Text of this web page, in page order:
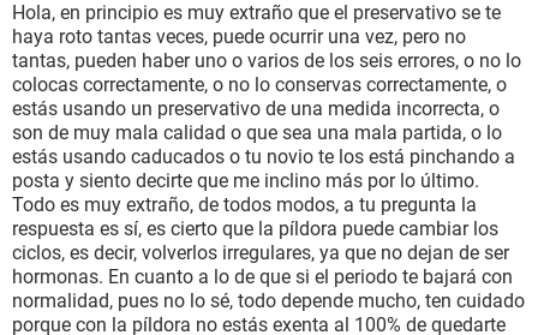
Hola, en principio es muy extraño que el preservativo se te
haya roto tantas veces, puede ocurrir una vez, pero no
tantas, pueden haber uno o varios de los seis errores, o no lo
colocas correctamente, o no lo conservas correctamente, o
estás usando un preservativo de una medida incorrecta, o
son de muy mala calidad o que sea una mala partida, o lo
estás usando caducados o tu novio te los está pinchando a
posta y siento decirte que me inclino más por lo último.
Todo es muy extraño, de todos modos, a tu pregunta la
respuesta es sí, es cierto que la píldora puede cambiar los
ciclos, es decir, volverlos irregulares, ya que no dejan de ser
hormonas. En cuanto a lo de que si el periodo te bajará con
normalidad, pues no lo sé, todo depende mucho, ten cuidado
porque con la píldora no estás exenta al 100% de quedarte